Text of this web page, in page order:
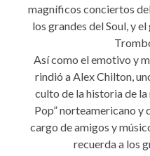
magníficos conciertos
los grandes del Soul, y
Así como el emotivo y
rindió a Alex Chilton,
culto de la historia de
Pop” norteamericano y
cargo de amigos y
recuerda a los